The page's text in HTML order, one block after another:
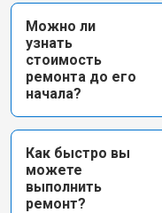
Можно ли
узнать
стоимость
ремонта до его
начала?
Как быстро вы
можете
выполнить
ремонт?